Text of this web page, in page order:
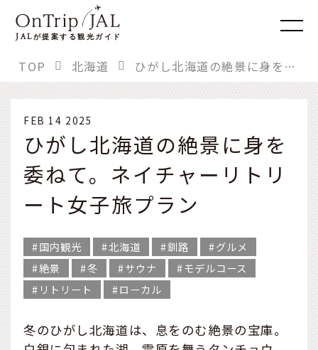
JALが提案する観光ガイド
TOP 北海道 ひがし北海道の絶景に身を委ねて。ネイチャーリトリート女子旅プラン
FEB 14 2025
ひがし北海道の絶景に身を
委ねて。ネイチャーリトリ
ート女子旅プラン
国内観光 北海道 釧路
グルメ
絶景
冬 サウナ
モデルコース
リトリート
ローカル
冬のひがし北海道は、息をのむ絶景の宝庫。